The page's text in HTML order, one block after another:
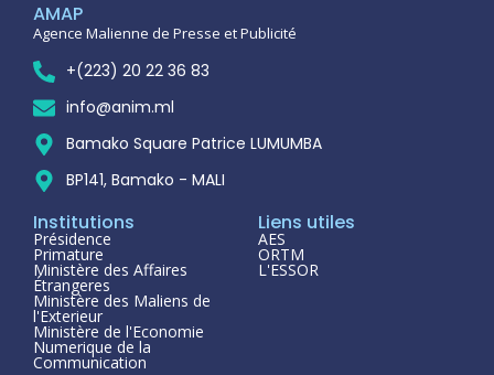
AMAP
Agence Malienne de Presse et Publicité
+(223) 20 22 36 83
info@anim.ml
Bamako Square Patrice LUMUMBA
BP141, Bamako - MALI
Institutions
Présidence
Primature
Ministère des Affaires
Étrangeres
Ministère des Maliens de
l'Exterieur
Ministère de l'Economie
Numerique de la
Communication
Liens utiles
AES
ORTM
L'ESSOR